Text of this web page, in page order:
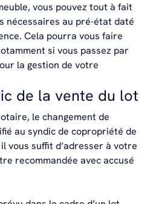
vous pouvez tout à fait
nécessaires au pré-état daté
Cela pourra vous faire
si vous passez par
la gestion de votre
de la vente du lot
le changement de
au syndic de copropriété de
vous suffit d’adresser à votre
recommandée avec accusé